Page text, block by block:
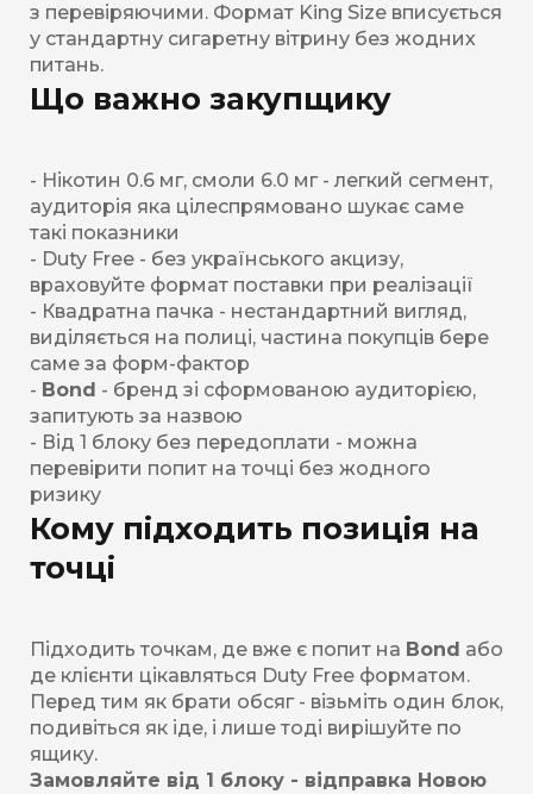
з перевіряючими. Формат King Size вписується
у стандартну сигаретну вітрину без жодних
питань.
Що важно закупщику
- Нікотин 0.6 мг, смоли 6.0 мг - легкий сегмент,
аудиторія яка цілеспрямовано шукає саме
такі показники
- Duty Free - без українського акцизу,
враховуйте формат поставки при реалізації
- Квадратна пачка - нестандартний вигляд,
виділяється на полиці, частина покупців бере
саме за форм-фактор
- Bond - бренд зі сформованою аудиторією,
запитують за назвою
- Від 1 блоку без передоплати - можна
перевірити попит на точці без жодного
ризику
Кому підходить позиція на
точці
Підходить точкам, де вже є попит на Bond або
де клієнти цікавляться Duty Free форматом.
Перед тим як брати обсяг - візьміть один блок,
подивіться як іде, і лише тоді вирішуйте по
ящику.
Замовляйте від 1 блоку - відправка Новою